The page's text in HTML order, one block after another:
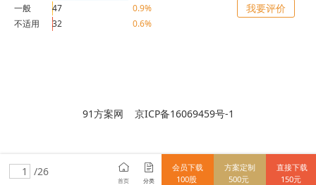
一般
47
0.9%
不适用
32 0.6%
我要评价
91方案网 京ICP备16069459号-1
/26
首页 分类
会员下载
100股
方案定制
500元
直接下载
150元